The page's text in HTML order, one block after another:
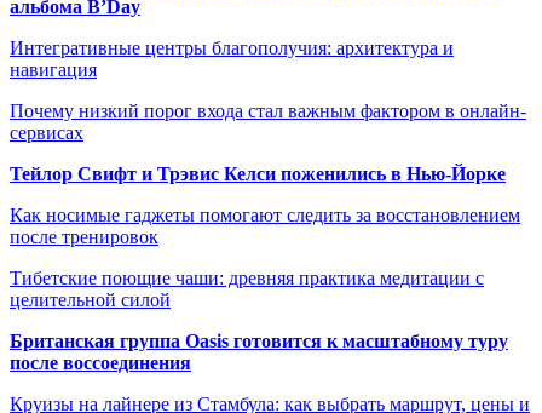
альбома B’Day
Интегративные центры благополучия: архитектура и
навигация
Почему низкий порог входа стал важным фактором в онлайн-
сервисах
Тейлор Свифт и Трэвис Келси поженились в Нью-Йорке
Как носимые гаджеты помогают следить за восстановлением
после тренировок
Тибетские поющие чаши: древняя практика медитации с
целительной силой
Британская группа Oasis готовится к масштабному туру
после воссоединения
Круизы на лайнере из Стамбула: как выбрать маршрут, цены и